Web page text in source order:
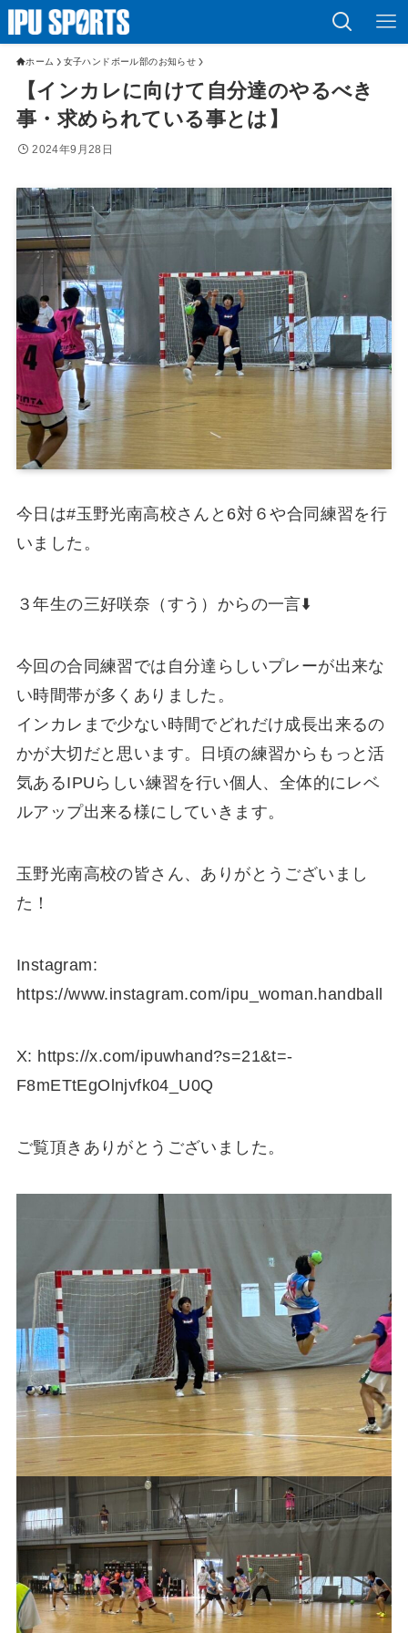
ホーム 女子ハンドボール部のお知らせ
【インカレに向けて自分達のやるべき
事・求められている事とは】
2024年9月28日
今日は#玉野光南高校さんと6対６や合同練習を行
いました。
３年生の三好咲奈（すう）からの一言⬇️
今回の合同練習では自分達らしいプレーが出来な
い時間帯が多くありました。
インカレまで少ない時間でどれだけ成長出来るの
かが大切だと思います。日頃の練習からもっと活
気あるIPUらしい練習を行い個人、全体的にレベ
ルアップ出来る様にしていきます。
玉野光南高校の皆さん、ありがとうございまし
た！
Instagram:
https://www.instagram.com/ipu_woman.handball
X: https://x.com/ipuwhand?s=21&t=-
F8mETtEgOlnjvfk04_U0Q
ご覧頂きありがとうございました。